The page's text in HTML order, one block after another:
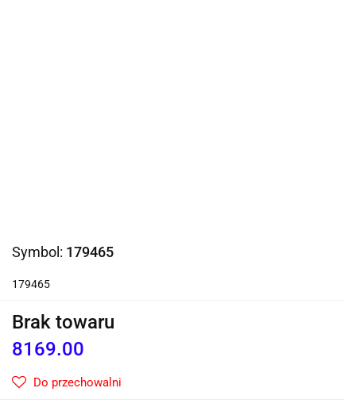
Symbol: 179465
179465
Brak towaru
8169.00
Do przechowalni